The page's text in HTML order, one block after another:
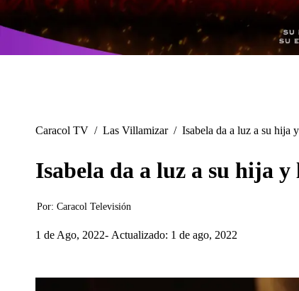
Caracol TV / Las Villamizar / Isabela da a luz a su hija
Isabela da a luz a su hija y
Por: Caracol Televisión
1 de Ago, 2022 Actualizado: 1 de ago, 2022